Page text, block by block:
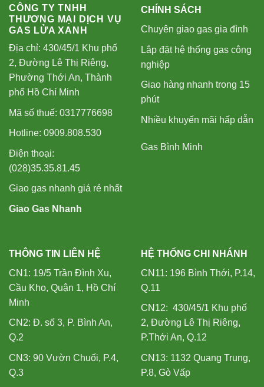
CÔNG TY TNHH
THƯƠNG MẠI DỊCH VỤ
GAS LỬA XANH
Địa chỉ: 430/45/1 Khu phố
2, Đường Lê Thị Riêng,
Phường Thới An, Thành
phố Hồ Chí Minh
Mã số thuế: 0317776698
Hotline: 0909.808.530
Điện thoại:
(028)35.35.81.45
Giao gas nhanh giá rẻ nhất
Giao Gas Nhanh
CHÍNH SÁCH
Chuyên giao gas gia đình
Lắp đặt hệ thống gas công
nghiệp
Giao hàng nhanh trong 15
phút
Nhiều khuyến mãi hấp dẫn
Gas Bình Minh
THÔNG TIN LIÊN HỆ
CN1: 19/5 Trần Đình Xu,
Cầu Kho, Quận 1, Hồ Chí
Minh
CN2: Đ. số 3, P. Bình An,
Q.2
CN3: 90 Vườn Chuối, P.4,
Q.3
HỆ THỐNG CHI NHÁNH
CN11: 196 Bình Thới, P.14,
Q.11
CN12: 430/45/1 Khu phố
2, Đường Lê Thị Riêng,
P.Thới An, Q.12
CN13: 1132 Quang Trung,
P.8, Gò Vấp